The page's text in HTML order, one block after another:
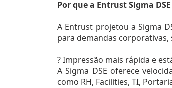
Por que a Entrust Sigma
A Entrust projetou a Sigma
para demandas
? Impressão mais rápida e
A Sigma DSE oferece
como RH, Facilities, TI,